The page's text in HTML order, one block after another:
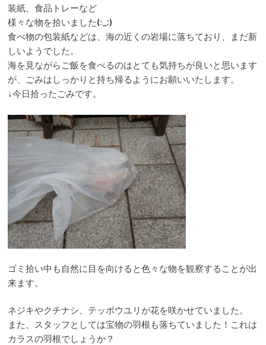
装紙、食品トレーなど
様々な物を拾いました(:_;)
食べ物の包装紙などは、海の近くの岩場に落ちており、まだ新
しいようでした。
海を見ながらご飯を食べるのはとても気持ちが良いと思います
が、ごみはしっかりと持ち帰るようにお願いいたします。
↓今日拾ったごみです。
ゴミ拾い中も自然に目を向けると色々な物を観察することが出
来ます。
ネジキやクチナシ、テッポウユリが花を咲かせていました。
また、スタッフとしては宝物の羽根も落ちていました！これは
カラスの羽根でしょうか？